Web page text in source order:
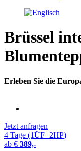
Brüssel
Erleben Sie die
Jetzt anfragen
4 Tage (1ÜF+2HP)
ab € 389,-